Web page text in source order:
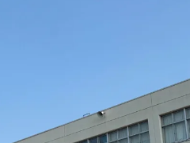
書籍・雑誌出版